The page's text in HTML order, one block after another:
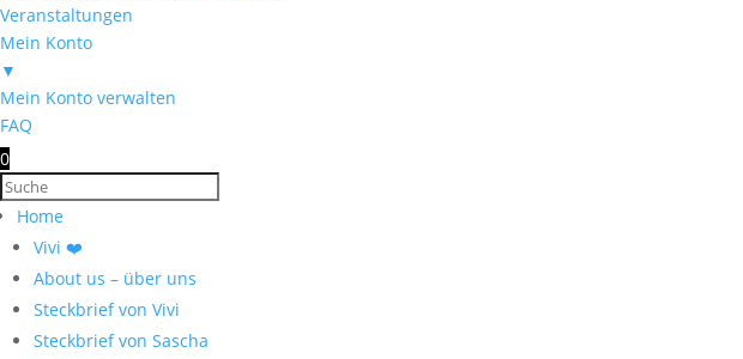
Veranstaltungen
Mein Konto
▼
Mein Konto verwalten
FAQ
0
Home
Vivi ❤️
About us – über uns
Steckbrief von Vivi
Steckbrief von Sascha